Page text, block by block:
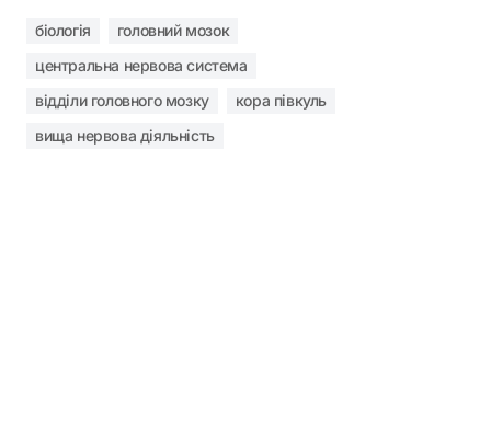
біологія
головний мозок
центральна нервова система
відділи головного мозку
кора півкуль
вища нервова діяльність